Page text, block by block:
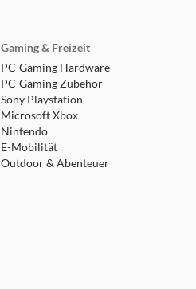
Gaming & Freizeit
PC-Gaming Hardware
PC-Gaming Zubehör
Sony Playstation
Microsoft Xbox
Nintendo
E-Mobilität
Outdoor & Abenteuer